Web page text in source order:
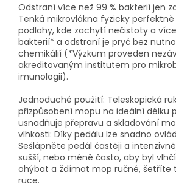
Odstraní více než 99 % bakterií jen
Tenká mikrovlákna fyzicky
podlahy, kde zachytí nečistoty a
bakterií* a odstraní je pryč bez
chemikálií (*Výzkum proveden
akreditovaným institutem pro
imunologii).
Jednoduché použití: Teleskopická
přizpůsobení mopu na ideální délku
usnadňuje přepravu a skladování
vlhkosti: Díky pedálu lze snadno
Sešlápněte pedál častěji a
sušší, nebo méně často, aby byl
ohýbat a ždímat mop ručně, šetříte
ruce.